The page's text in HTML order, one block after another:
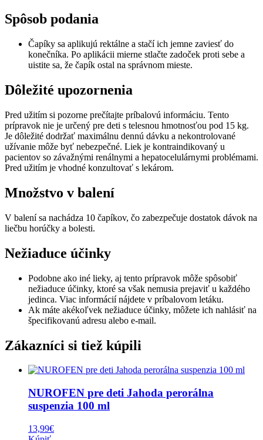
Spôsob podania
Čapíky sa aplikujú rektálne a stačí ich jemne zaviesť do
konečníka. Po aplikácii mierne stlačte zadoček proti sebe a
uistite sa, že čapík ostal na správnom mieste.
Dôležité upozornenia
Pred užitím si pozorne prečítajte príbalovú informáciu. Tento
prípravok nie je určený pre deti s telesnou hmotnosťou pod 15 kg.
Je dôležité dodržať maximálnu dennú dávku a nekontrolované
užívanie môže byť nebezpečné. Liek je kontraindikovaný u
pacientov so závažnými renálnymi a hepatocelulárnymi problémami.
Pred užitím je vhodné konzultovať s lekárom.
Množstvo v balení
V balení sa nachádza 10 čapíkov, čo zabezpečuje dostatok dávok na
liečbu horúčky a bolesti.
Nežiaduce účinky
Podobne ako iné lieky, aj tento prípravok môže spôsobiť
nežiaduce účinky, ktoré sa však nemusia prejaviť u každého
jedinca. Viac informácií nájdete v príbalovom letáku.
Ak máte akékoľvek nežiaduce účinky, môžete ich nahlásiť na
špecifikovanú adresu alebo e-mail.
Zákazníci si tiež kúpili
NUROFEN pre deti Jahoda perorálna
suspenzia 100 ml
13,99€